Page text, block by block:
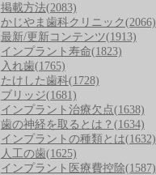
掲載方法(2083)
かじやま歯科クリニック(2066)
最新/更新コンテンツ(1913)
インプラント寿命(1823)
入れ歯(1765)
たけした歯科(1728)
ブリッジ(1681)
インプラント治療欠点(1638)
歯の神経を取るとは？ (1634)
インプラントの種類とは(1632)
人工の歯(1625)
インプラント医療費控除(1587)